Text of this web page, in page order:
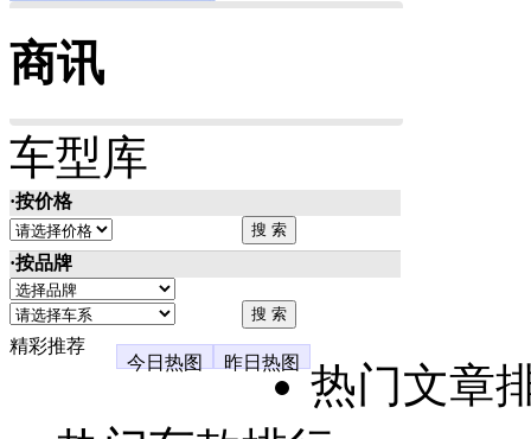
商讯
车型库
·按价格
·按品牌
精彩推荐
今日热图
昨日热图
热门文章